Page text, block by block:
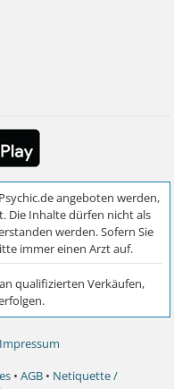
Impressum
• AGB • Netiquette /